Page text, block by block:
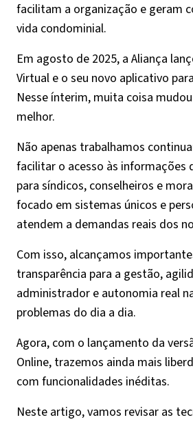
facilitam a organização e geram
vida condominial.
Em agosto de 2025, a Aliança
Virtual e o seu novo aplicativo
Nesse ínterim, muita coisa
melhor.
Não apenas trabalhamos
facilitar o acesso às informações
para síndicos, conselheiros e
focado em sistemas únicos e
atendem a demandas reais dos
Com isso, alcançamos
transparência para a gestão,
administrador e autonomia real
problemas do dia a dia.
Agora, com o lançamento da
Online, trazemos ainda mais
com funcionalidades inéditas.
Neste artigo, vamos revisar as